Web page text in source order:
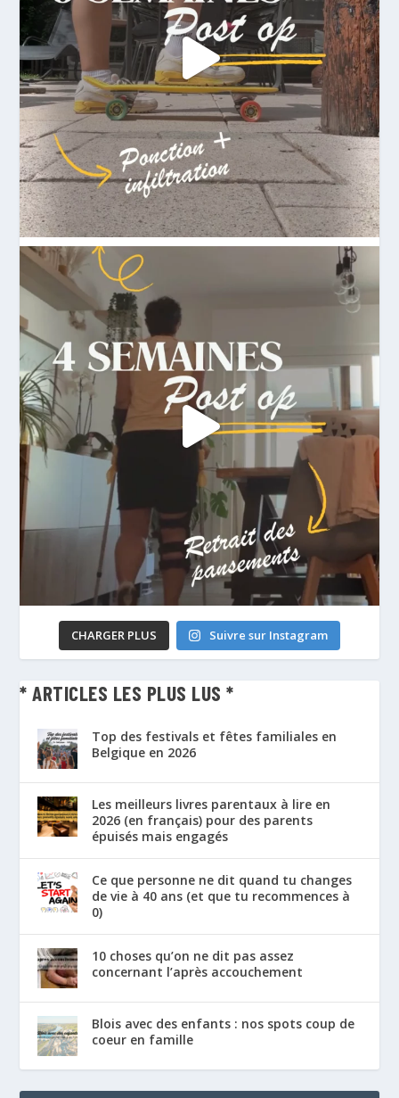
CHARGER PLUS Suivre sur Instagram
* ARTICLES LES PLUS LUS *
Top des festivals et fêtes familiales en
Belgique en 2026
Les meilleurs livres parentaux à lire en
2026 (en français) pour des parents
épuisés mais engagés
Ce que personne ne dit quand tu changes
de vie à 40 ans (et que tu recommences à
0)
10 choses qu’on ne dit pas assez
concernant l’après accouchement
Blois avec des enfants : nos spots coup de
coeur en famille